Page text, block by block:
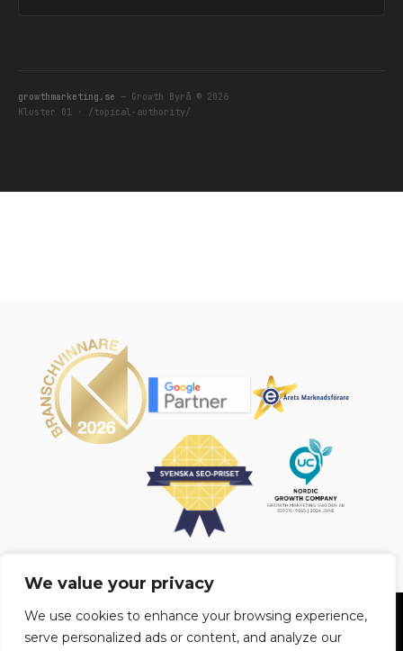
We value your privacy
We use cookies to enhance your browsing experience,
serve personalized ads or content, and analyze our
growthmarketing.se — Growth Byrå © 2026
Kluster 01 · /topical-authority/
BOKA FÖRELÄSNING